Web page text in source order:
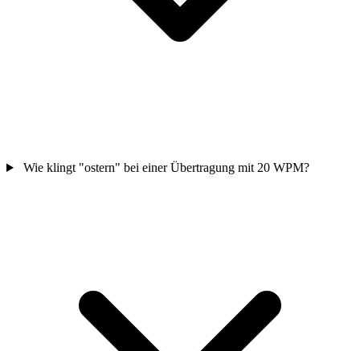
Wie klingt "ostern" bei einer Übertragung mit 20 WPM?